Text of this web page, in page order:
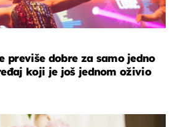
previše dobre za samo jedno
koji je još jednom oživio